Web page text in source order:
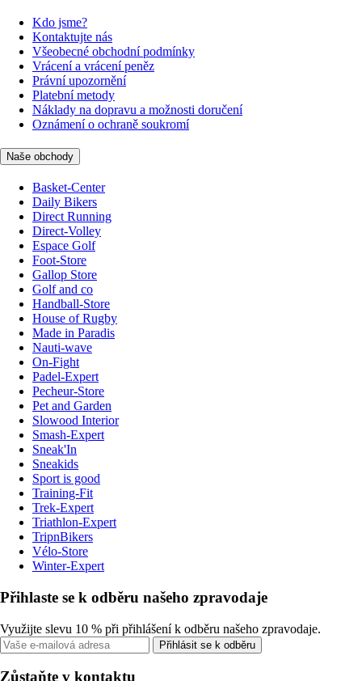
Kdo jsme?
Kontaktujte nás
Všeobecné obchodní podmínky
Vrácení a vrácení peněz
Právní upozornění
Platební metody
Náklady na dopravu a možnosti doručení
Oznámení o ochraně soukromí
Naše obchody
Basket-Center
Daily Bikers
Direct Running
Direct-Volley
Espace Golf
Foot-Store
Gallop Store
Golf and co
Handball-Store
House of Rugby
Made in Paradis
Nauti-wave
On-Fight
Padel-Expert
Pecheur-Store
Pet and Garden
Slowood Interior
Smash-Expert
Sneak'In
Sneakids
Sport is good
Training-Fit
Trek-Expert
Triathlon-Expert
TripnBikers
Vélo-Store
Winter-Expert
Přihlaste se k odběru našeho zpravodaje
Využijte slevu 10 % při přihlášení k odběru našeho zpravodaje.
Přihlásit se k odběru
Zůstaňte v kontaktu